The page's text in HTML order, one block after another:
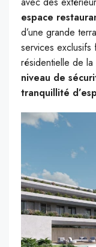
espace
d’une grande
services
résidentielle de
niveau de
tranquillité